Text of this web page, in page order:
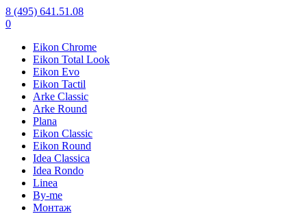
8 (495) 641.51.08
0
Eikon Chrome
Eikon Total Look
Eikon Evo
Eikon Tactil
Arke Classic
Arke Round
Plana
Eikon Classic
Eikon Round
Idea Classica
Idea Rondo
Linea
By-me
Монтаж